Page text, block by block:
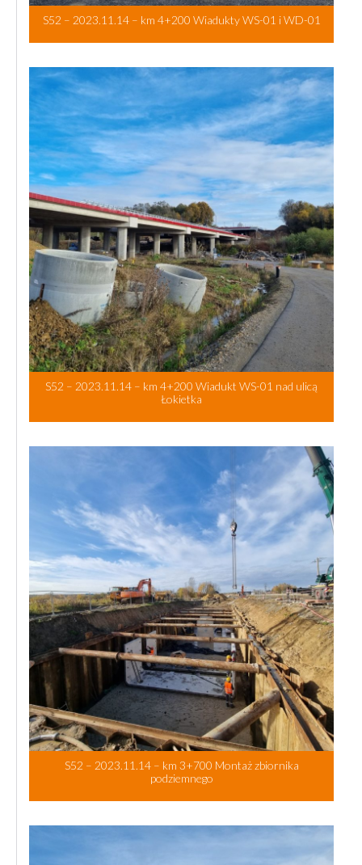
S52 – 2023.11.14 – km 4+200 Wiadukty WS-01 i WD-01
S52 – 2023.11.14 – km 4+200 Wiadukt WS-01 nad ulicą
Łokietka
S52 – 2023.11.14 – km 3+700 Montaż zbiornika
podziemnego